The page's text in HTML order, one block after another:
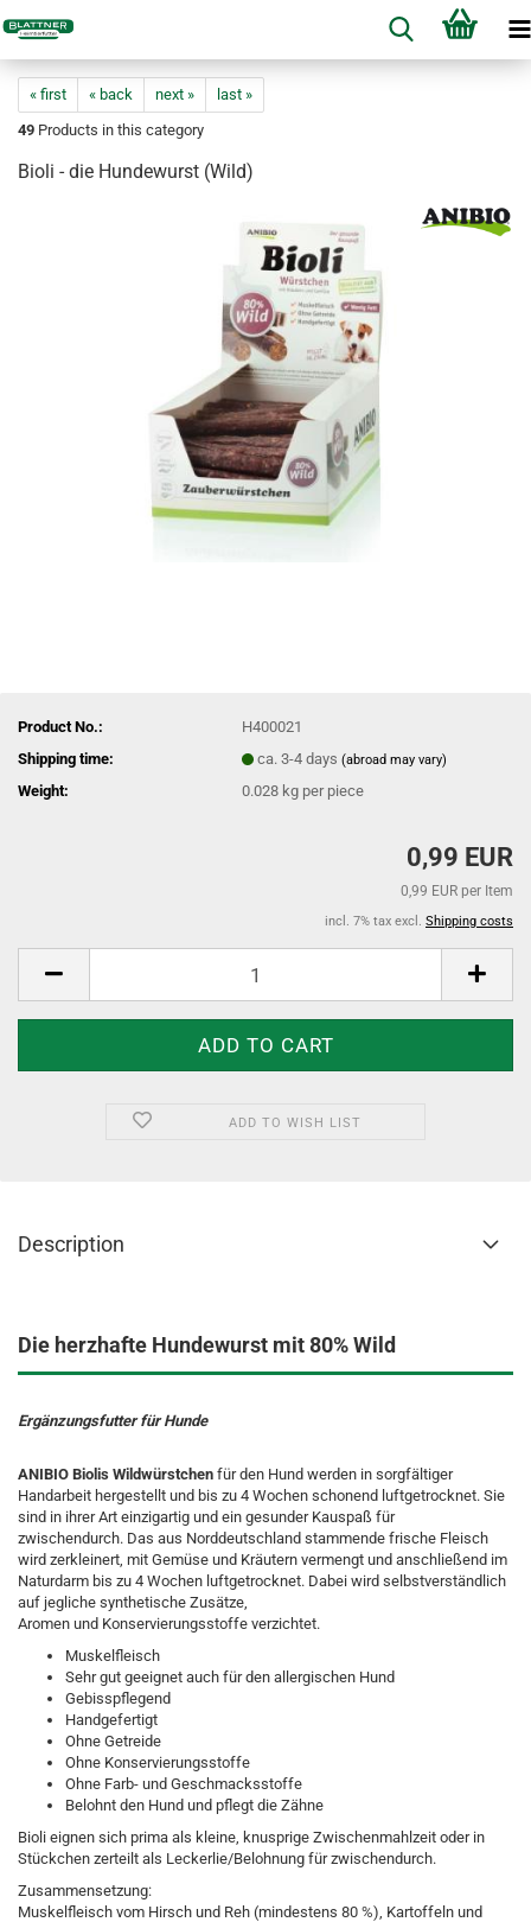
« first « back next »
last »
49 Products in this category
Bioli - die Hundewurst (Wild)
Product No.:
H400021
Shipping time:
ca. 3-4 days(abroad may vary)
Weight: 0.028 kg per piece
0,99 EUR
0,99 EUR per Item
incl. 7% tax excl. Shipping costs
ADD TO WISH LIST
Description
Die herzhafte Hundewurst mit 80% Wild
Ergänzungsfutter für Hunde
ANIBIO Biolis Wildwürstchen für den Hund werden in sorgfältiger
Handarbeit hergestellt und bis zu 4 Wochen schonend luftgetrocknet. Sie
sind in ihrer Art einzigartig und ein gesunder Kauspaß für
zwischendurch. Das aus Norddeutschland stammende frische Fleisch
wird zerkleinert, mit Gemüse und Kräutern vermengt und anschließend im
Naturdarm bis zu 4 Wochen luftgetrocknet. Dabei wird selbstverständlich
auf jegliche synthetische Zusätze,
Aromen und Konservierungsstoffe verzichtet.
Muskelfleisch
Sehr gut geeignet auch für den allergischen Hund
Gebisspflegend
Handgefertigt
Ohne Getreide
Ohne Konservierungsstoffe
Ohne Farb- und Geschmacksstoffe
Belohnt den Hund und pflegt die Zähne
Bioli eignen sich prima als kleine, knusprige Zwischenmahlzeit oder in
Stückchen zerteilt als Leckerlie/Belohnung für zwischendurch.
Zusammensetzung:
Muskelfleisch vom Hirsch und Reh (mindestens 80 %), Kartoffeln und